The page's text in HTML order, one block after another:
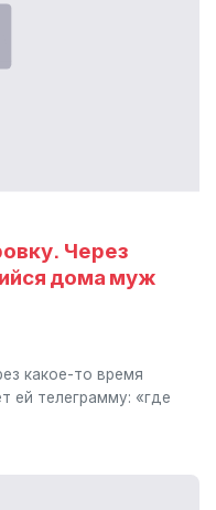
Через
дома муж
какое-то время
ей телеграмму: «где